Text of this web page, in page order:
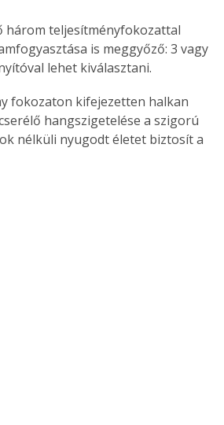
három teljesítményfokozattal
is meggyőző: 3 vagy
lehet kiválasztani.
fokozaton kifejezetten halkan
hangszigetelése a szigorú
nélküli nyugodt életet biztosít a